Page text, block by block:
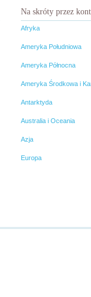
Na skróty przez
Afryka
Ameryka Południowa
Ameryka Północna
Ameryka Środkowa i
Antarktyda
Australia i Oceania
Azja
Europa